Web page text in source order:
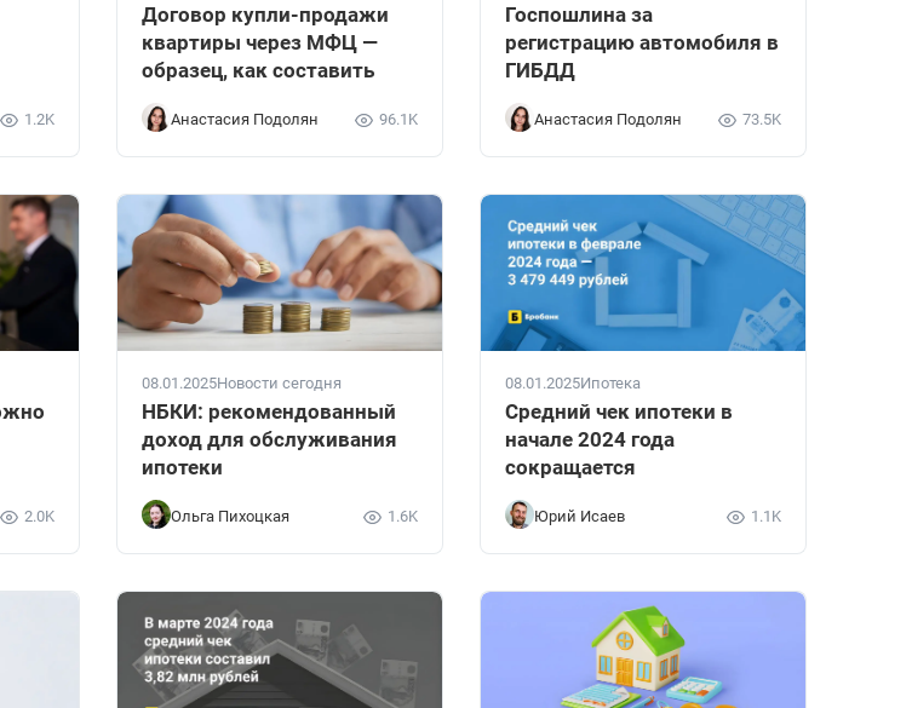
1.2K
Договор купли-продажи
квартиры через МФЦ —
образец, как составить
Анастасия Подолян 96.1K
Госпошлина за
регистрацию автомобиля в
ГИБДД
Анастасия Подолян 73.5K
2.0K
08.01.2025Новости сегодня
НБКИ: рекомендованный
доход для обслуживания
ипотеки
Ольга Пихоцкая 1.6K
08.01.2025Ипотека
Средний чек ипотеки в
начале 2024 года
сокращается
Юрий Исаев 1.1K